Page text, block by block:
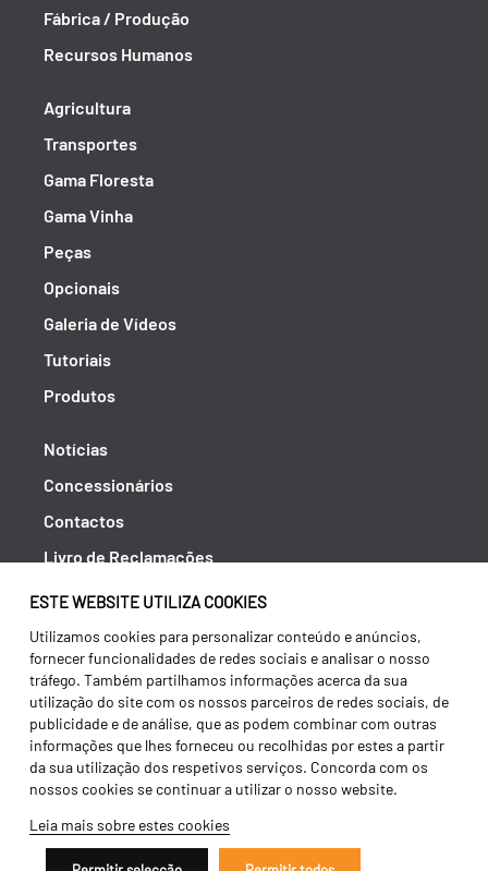
ESTE WEBSITE UTILIZA COOKIES
Utilizamos cookies para personalizar conteúdo e anúncios,
fornecer funcionalidades de redes sociais e analisar o nosso
tráfego. Também partilhamos informações acerca da sua
utilização do site com os nossos parceiros de redes sociais, de
publicidade e de análise, que as podem combinar com outras
informações que lhes forneceu ou recolhidas por estes a partir
da sua utilização dos respetivos serviços. Concorda com os
nossos cookies se continuar a utilizar o nosso website.
Leia mais sobre estes cookies
Fábrica / Produção
Recursos Humanos
Agricultura
Transportes
Gama Floresta
Gama Vinha
Peças
Opcionais
Galeria de Vídeos
Tutoriais
Produtos
Notícias
Concessionários
Contactos
Livro de Reclamações
Política de Privacidade
Canal de Denúncias (RGPC)
Termos e condições